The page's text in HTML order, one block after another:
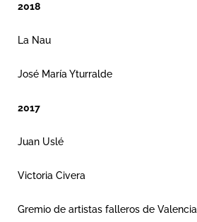
2018
La Nau
José María Yturralde
2017
Juan Uslé
Victoria Civera
Gremio de artistas falleros de Valencia